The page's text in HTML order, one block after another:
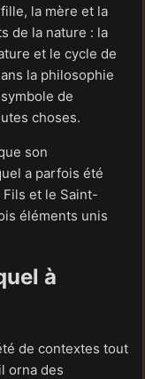
la mère et la
de la nature : la
et le cycle de
la philosophie
de
choses.
son
a parfois été
et le Saint-
éléments unis
à
de contextes tout
orna des